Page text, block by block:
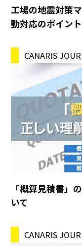
工場の地震対策
動対応のポイント
CANARIS
「概算見積書」
いて
CANARIS